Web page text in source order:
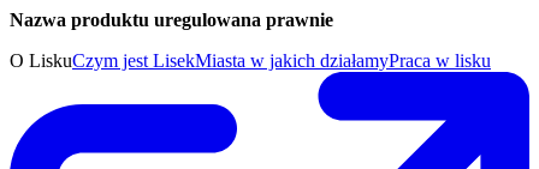
Nazwa produktu uregulowana prawnie
O LiskuCzym jest LisekMiasta w jakich działamyPraca w lisku